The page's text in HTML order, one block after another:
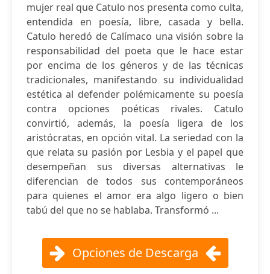
mujer real que Catulo nos presenta como culta,
entendida en poesía, libre, casada y bella.
Catulo heredó de Calímaco una visión sobre la
responsabilidad del poeta que le hace estar
por encima de los géneros y de las técnicas
tradicionales, manifestando su individualidad
estética al defender polémicamente su poesía
contra opciones poéticas rivales. Catulo
convirtió, además, la poesía ligera de los
aristócratas, en opción vital. La seriedad con la
que relata su pasión por Lesbia y el papel que
desempeñan sus diversas alternativas le
diferencian de todos sus contemporáneos
para quienes el amor era algo ligero o bien
tabú del que no se hablaba. Transformó ...
Opciones de Descarga